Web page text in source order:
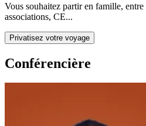
Vous souhaitez partir en famille,
associations, CE...
Privatisez votre voyage
Conférencière